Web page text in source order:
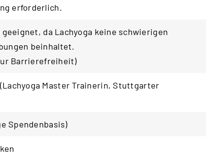
erforderlich.
da Lachyoga keine schwierigen
beinhaltet.
Barrierefreiheit)
Master Trainerin, Stuttgarter
Spendenbasis)